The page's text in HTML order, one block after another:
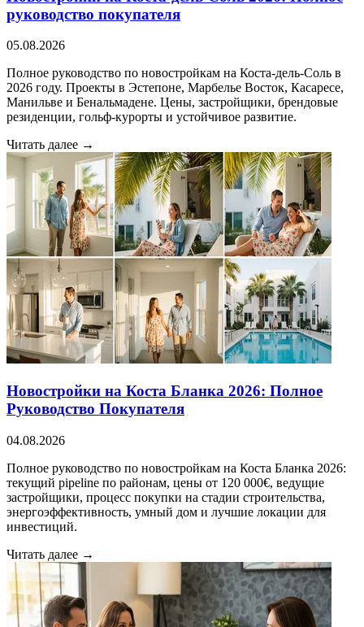
руководство покупателя
05.08.2026
Полное руководство по новостройкам на Коста-дель-Соль в
2026 году. Проекты в Эстепоне, Марбелье Восток, Касаресе,
Манильве и Бенальмадене. Цены, застройщики, брендовые
резиденции, гольф-курорты и устойчивое развитие.
Читать далее →
Новостройки на Коста Бланка 2026: Полное
Руководство Покупателя
04.08.2026
Полное руководство по новостройкам на Коста Бланка 2026:
текущий pipeline по районам, цены от 120 000€, ведущие
застройщики, процесс покупки на стадии строительства,
энергоэффективность, умный дом и лучшие локации для
инвестиций.
Читать далее →